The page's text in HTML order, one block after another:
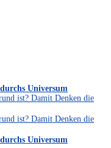
Universum
ist? Damit Denken die
ist? Damit Denken die
Universum